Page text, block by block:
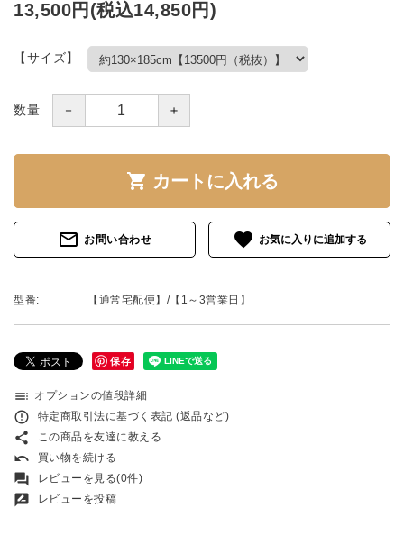
13,500円(税込14,850円)
【サイズ】
数量 － ＋
shopping_cart カートに入れる
mail_outline お問い合わせ favorite
型番: 【通常宅配便】/【1～3営業日】
保存
toc オプションの値段詳細
error_outline 特定商取引法に基づく表記 (返品など)
share この商品を友達に教える
undo 買い物を続ける
forum レビューを見る(0件)
rate_review レビューを投稿